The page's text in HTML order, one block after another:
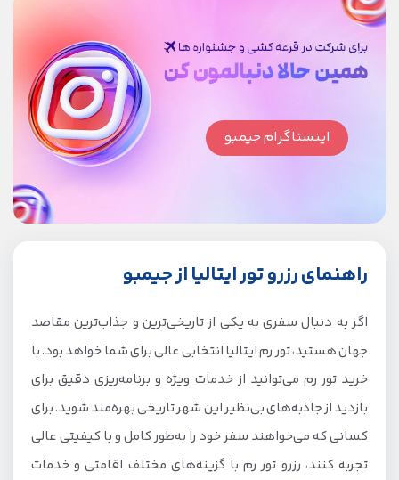
اینستاگرام جیمبو
راهنمای رزرو تور ایتالیا از جیمبو
اگر به دنبال سفری به یکی از تاریخی‌ترین و جذاب‌ترین مقاصد
جهان هستید، تور رم ایتالیا انتخابی عالی برای شما خواهد بود. با
خرید تور رم می‌توانید از خدمات ویژه و برنامه‌ریزی دقیق برای
بازدید از جاذبه‌های بی‌نظیر این شهر تاریخی بهره‌مند شوید. برای
کسانی که می‌خواهند سفر خود را به‌طور کامل و با کیفیتی عالی
تجربه کنند، رزرو تور رم با گزینه‌های مختلف اقامتی و خدمات